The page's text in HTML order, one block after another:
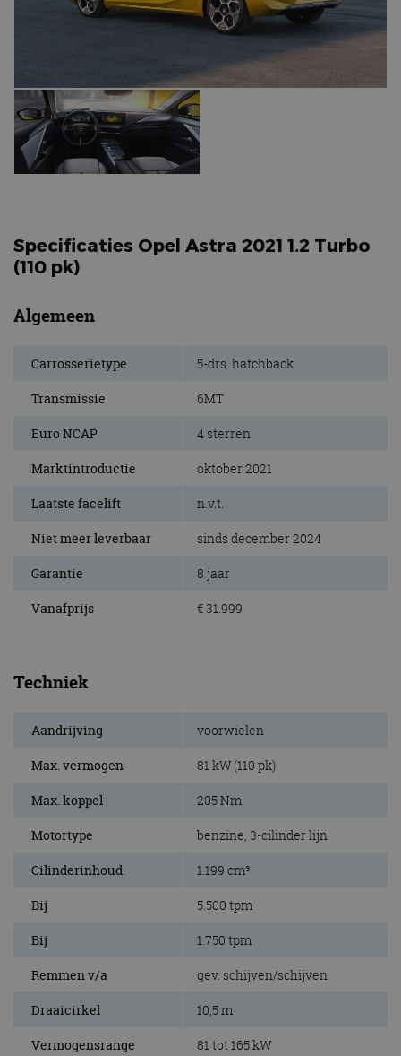
Specificaties Opel Astra 2021 1.2 Turbo
(110 pk)
Algemeen
Carrosserietype 5-drs. hatchback
Transmissie 6MT
Euro NCAP 4 sterren
Marktintroductie oktober 2021
Laatste facelift n.v.t.
Niet meer leverbaar sinds december 2024
Garantie 8 jaar
Vanafprijs € 31.999
Techniek
Aandrijving voorwielen
Max. vermogen 81 kW (110 pk)
Max. koppel 205 Nm
Motortype benzine, 3-cilinder lijn
Cilinderinhoud 1.199 cm³
Bij 5.500 tpm
Bij 1.750 tpm
Remmen v/a gev. schijven/schijven
Draaicirkel 10,5 m
Vermogensrange 81 tot 165 kW